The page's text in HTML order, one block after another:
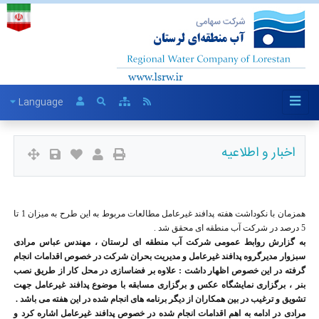
Language
اخبار و اطلاعیه
همزمان با نکوداشت هفته پدافند غیرعامل مطالعات مربوط به این طرح به میزان 1 تا
5 درصد در شرکت آب منطقه ای محقق شد .
به گزارش روابط عمومی شرکت آب منطقه ای لرستان ، مهندس عباس مرادی
سبزوار مدیرگروه پدافند غیرعامل و مدیریت بحران شرکت در خصوص اقدامات انجام
گرفته در این خصوص اظهار داشت : علاوه بر فضاسازی در محل کار از طریق نصب
بنر ، برگزاری نمایشگاه عکس و برگزاری مسابقه با موضوع پدافند غیرعامل جهت
تشویق و ترغیب در بین همکاران از دیگر برنامه های انجام شده در این هفته می باشد .
مرادی در ادامه به اهم اقدامات انجام شده در خصوص پدافند غیرعامل اشاره کرد و